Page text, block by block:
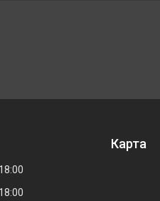
18:00
18:00
Карта